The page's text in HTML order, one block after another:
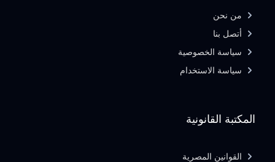
المكتبة القانونية
القوانين المصرية
من نحن
أتصل بنا
سياسة الخصوصية
سياسة الاستخدام